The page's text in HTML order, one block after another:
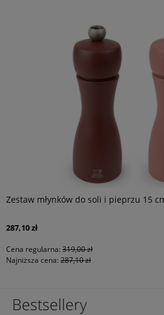
Zestaw młynków do soli i pieprzu 15
287,10 zł
Cena regularna: 319,00 zł
Najniższa cena: 287,10 zł
Bestsellery